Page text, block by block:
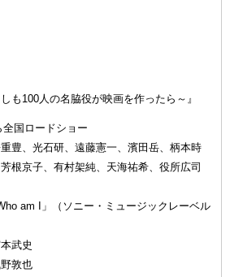
も100人の名脇役が映画を作ったら～』
国ロードショー
豊、光石研、遠藤憲一、濱田岳、柄本時
根京子、有村架純、天海祐希、役所広司
am I」（ソニー・ミュージックレーベル
武史
敦也